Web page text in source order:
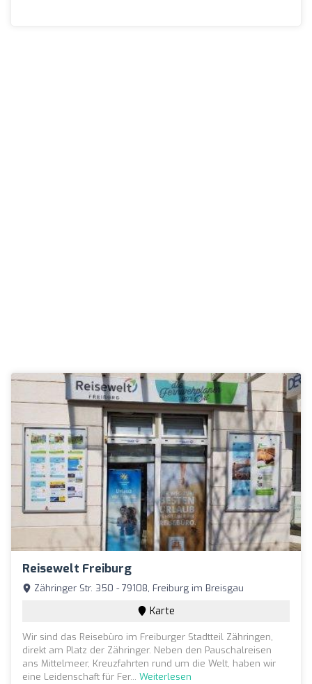
Reisewelt Freiburg
Zähringer Str. 350 - 79108, Freiburg im Breisgau
Karte
Wir sind das Reisebüro im Freiburger Stadtteil Zähringen,
direkt am Platz der Zähringer. Neben den Pauschalreisen
ans Mittelmeer, Kreuzfahrten rund um die Welt, haben wir
eine Leidenschaft für Fer... Weiterlesen